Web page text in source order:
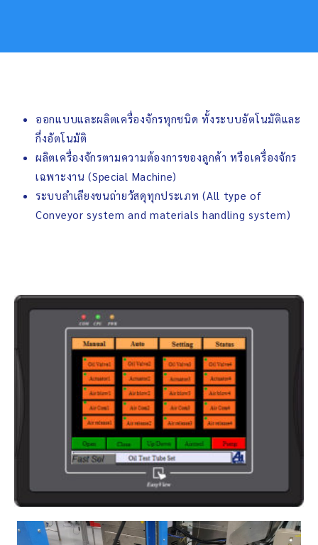
ออกแบบและผลิตเครื่องจักรทุกชนิด ทั้งระบบอัตโนมัติและ
กึ่งอัตโนมัติ
ผลิตเครื่องจักรตามความต้องการของลูกค้า หรือเครื่องจักร
เฉพาะงาน (Special Machine)
ระบบลำเลียงขนถ่ายวัสดุทุกประเภท (All type of
Conveyor system and materials handling system)